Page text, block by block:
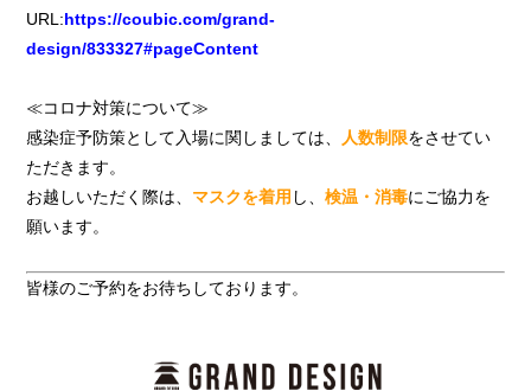
URL:https://coubic.com/grand-
design/833327#pageContent
≪コロナ対策について≫
感染症予防策として入場に関しましては、
人数制限をさせてい
ただきます。
お越しいただく際は、 マスクを着用 し、検温・消毒にご協力を
願います。
皆様のご予約をお待ちしております。